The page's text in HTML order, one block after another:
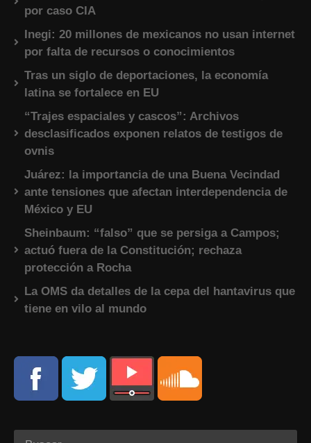
por caso CIA
Inegi: 20 millones de mexicanos no usan internet
por falta de recursos o conocimientos
Tras un siglo de deportaciones, la economía
latina se fortalece en EU
“Trajes espaciales y cascos”: Archivos
desclasificados exponen relatos de testigos de
ovnis
Juárez: la importancia de una Buena Vecindad
ante tensiones que afectan interdependencia de
México y EU
Sheinbaum: “falso” que se persiga a Campos;
actuó fuera de la Constitución; rechaza
protección a Rocha
La OMS da detalles de la cepa del hantavirus que
tiene en vilo al mundo